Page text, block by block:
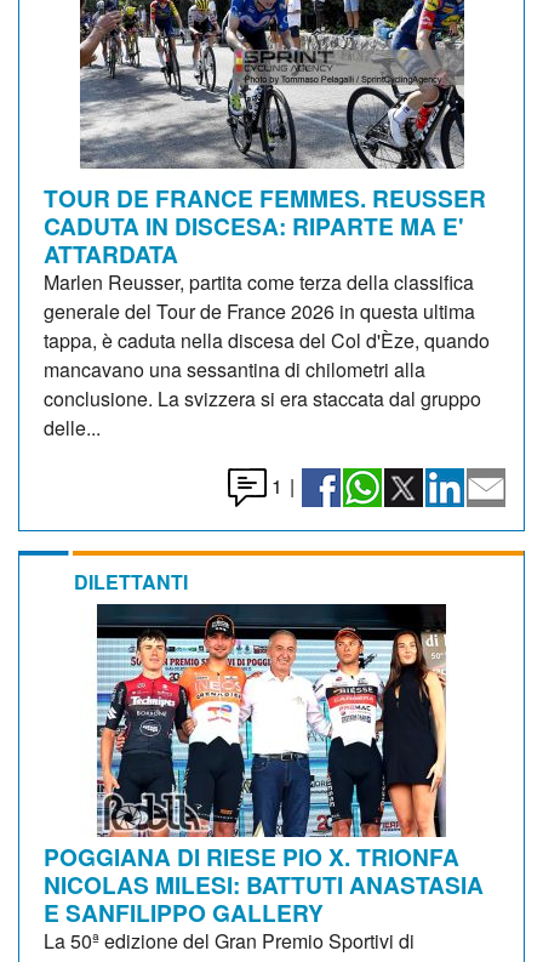
TOUR DE FRANCE FEMMES. REUSSER
CADUTA IN DISCESA: RIPARTE MA E'
ATTARDATA
Marlen Reusser, partita come terza della classifica
generale del Tour de France 2026 in questa ultima
tappa, è caduta nella discesa del Col d'Èze, quando
mancavano una sessantina di chilometri alla
conclusione. La svizzera si era staccata dal gruppo
delle...
1 |
DILETTANTI
POGGIANA DI RIESE PIO X. TRIONFA
NICOLAS MILESI: BATTUTI ANASTASIA
E SANFILIPPO GALLERY
La 50ª edizione del Gran Premio Sportivi di